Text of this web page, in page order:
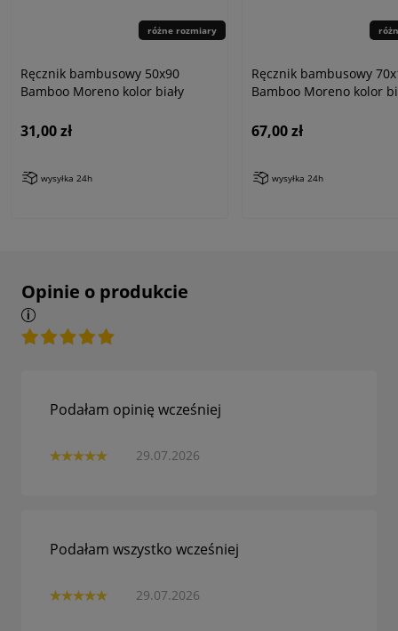
różne rozmiary
Ręcznik bambusowy 50x90
Bamboo Moreno kolor biały
31,00 zł
wysyłka 24h
Ręcznik bambusowy
Bamboo Moreno kolor
67,00 zł
wysyłka 24h
Opinie o produkcie
29.07.2026
Podałam opinię wcześniej
29.07.2026
Podałam wszystko wcześniej